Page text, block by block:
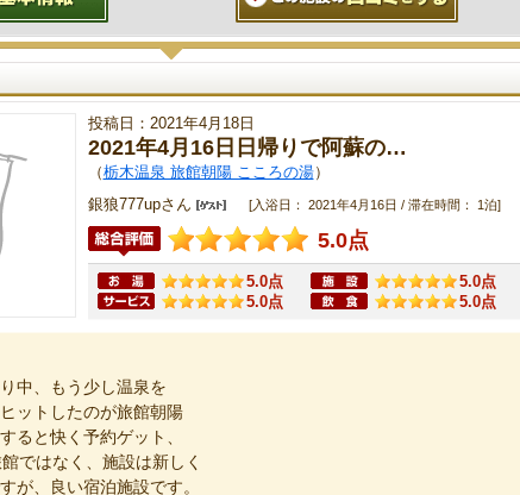
投稿日：2021年4月18日
2021年4月16日日帰りで阿蘇の…
（栃木温泉 旅館朝陽 こころの湯）
銀狼777upさん
[入浴日： 2021年4月16日 / 滞在時間： 1泊]
5.0点
5.0点
5.0点
5.0点
5.0点
中、もう少し温泉を
ットしたのが旅館朝陽
ると快く予約ゲット、
ではなく、施設は新しく
が、良い宿泊施設です。